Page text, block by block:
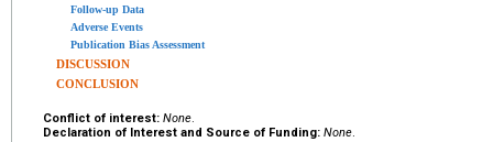
Follow-up Data
Adverse Events
Publication Bias Assessment
DISCUSSION
CONCLUSION
Conflict of interest: None.
Declaration of Interest and Source of Funding: None.